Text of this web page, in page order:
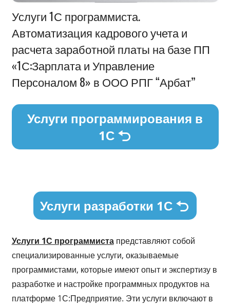
Информация
Услуги 1С программиста.
Автоматизация кадрового учета и
расчета заработной платы на базе ПП
«1С:Зарплата и Управление
Персоналом 8» в ООО РПГ “Арбат”
Услуги программирования в
1С
Услуги разработки 1С
Услуги 1С программистапредставляют собой
специализированные услуги, оказываемые
программистами, которые имеют опыт и экспертизу в
разработке и настройке программных продуктов на
платформе 1С:Предприятие. Эти услуги включают в